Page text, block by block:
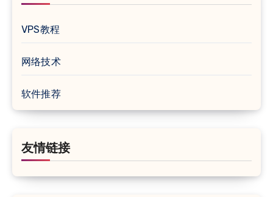
VPS教程
网络技术
软件推荐
友情链接